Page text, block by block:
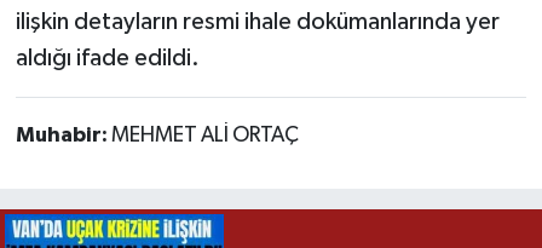
ilişkin detayların resmi ihale dokümanlarında yer
aldığı ifade edildi.
Muhabir: MEHMET ALİ ORTAÇ